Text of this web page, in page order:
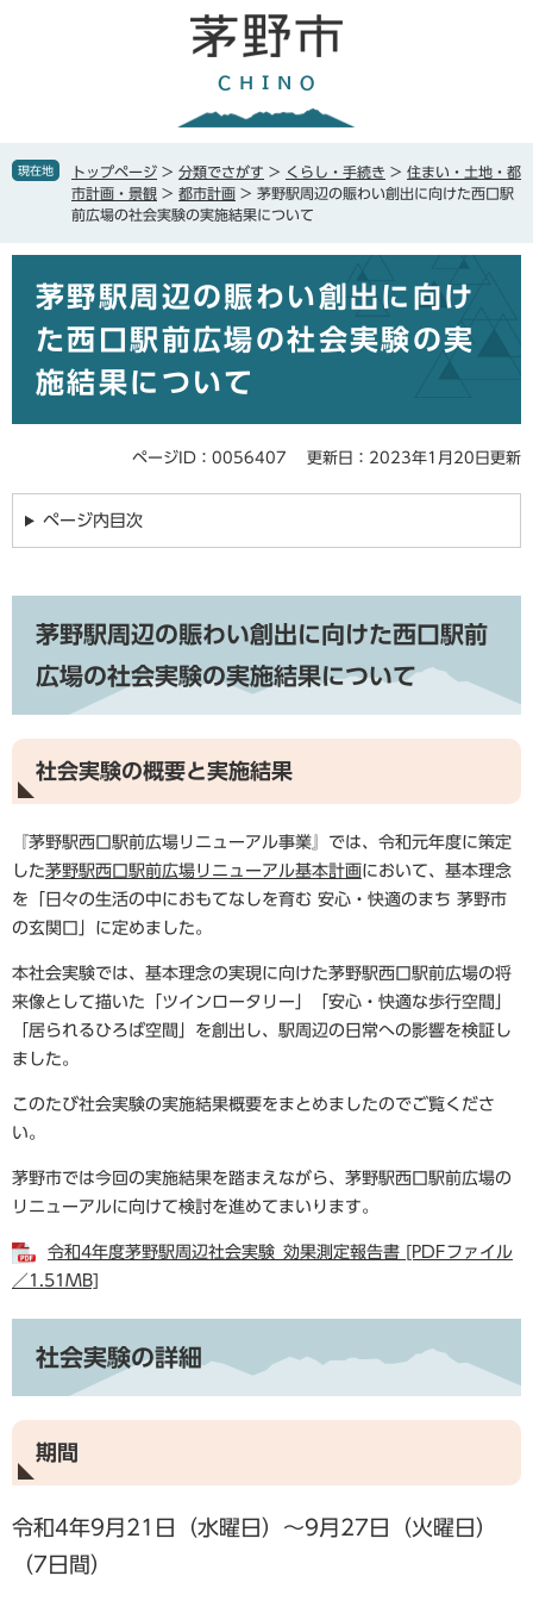
で
ば現在地 トップページ > 分類でさがす > くらし・手続き > 住まい・土地・都
市計画・景観 > 都市計画 > 茅野駅周辺の賑わい創出に向けた西口駅
前広場の社会実験の実施結果について
茅野駅周辺の賑わい創出に向け
た西口駅前広場の社会実験の実
施結果について
ページID：0056407 更新日：2023年1月20日更新
ページ内目次
茅野駅周辺の賑わい創出に向けた西口駅前
広場の社会実験の実施結果について
社会実験の概要と実施結果
『茅野駅西口駅前広場リニューアル事業』では、令和元年度に策定
した茅野駅西口駅前広場リニューアル基本計画において、基本理念
を「日々の生活の中におもてなしを育む 安心・快適のまち 茅野市
の玄関口」に定めました。
本社会実験では、基本理念の実現に向けた茅野駅西口駅前広場の将
来像として描いた「ツインロータリー」「安心・快適な歩行空間」
「居られるひろば空間」を創出し、駅周辺の日常への影響を検証し
ました。
このたび社会実験の実施結果概要をまとめましたのでご覧くださ
い。
茅野市では今回の実施結果を踏まえながら、茅野駅西口駅前広場の
リニューアルに向けて検討を進めてまいります。
令和4年度茅野駅周辺社会実験_効果測定報告書 [PDFファイル
／1.51MB]
社会実験の詳細
期間
令和4年9月21日（水曜日）～9月27日（火曜日）
（7日間）